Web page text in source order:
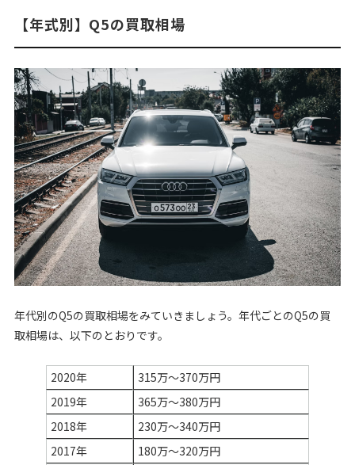
【年式別】Q5の買取相場
年代別のQ5の買取相場をみていきましょう。年代ごとのQ5の買
取相場は、以下のとおりです。
2020年
315万〜370万円
2019年
365万〜380万円
2018年
230万～340万円
2017年
180万〜320万円